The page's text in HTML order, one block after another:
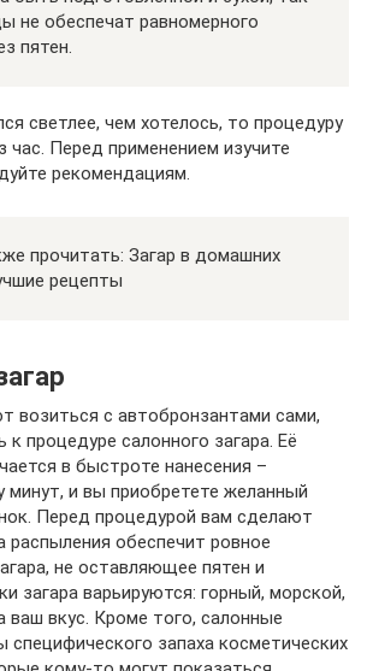
не обеспечат равномерного
пятен.
светлее, чем хотелось, то процедуру
час. Перед применением изучите
рекомендациям.
прочитать: Загар в домашних
рецепты
возиться с автобронзантами сами,
к процедуре салонного загара. Её
в быстроте нанесения –
минут, и вы приобретете желанный
Перед процедурой вам сделают
распыления обеспечит ровное
не оставляющее пятен и
загара варьируются: горный, морской,
ваш вкус. Кроме того, салонные
специфического запаха косметических